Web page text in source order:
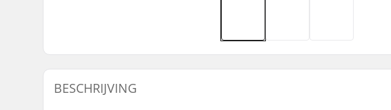
BESCHRIJVING